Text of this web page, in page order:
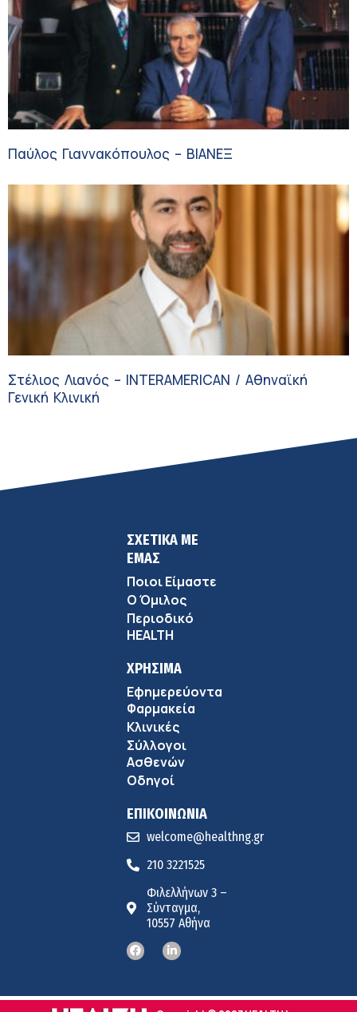
Παύλος Γιαννακόπουλος – ΒΙΑΝΕΞ
Στέλιος Λιανός – INTERAMERICAN / Αθηναϊκή
Γενική Κλινική
ΣΧΕΤΙΚΑ ΜΕ
ΕΜΑΣ
Ποιοι Είμαστε
Ο Όμιλος
Περιοδικό
HEALTH
ΧΡΗΣΙΜΑ
Εφημερεύοντα
Φαρμακεία
Κλινικές
Σύλλογοι
Ασθενών
Οδηγοί
ΕΠΙΚΟΙΝΩΝΙΑ
welcome@healthng.gr
210 3221525
Φιλελλήνων 3 –
Σύνταγμα,
10557 Αθήνα